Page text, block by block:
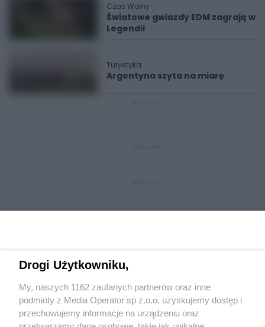
Czas Wolny
Światowe gwiazdy EDM zagrają w
Legendii
Turystyka
Argentyna szyta na miarę
Wydawca mediówlokalnych
Drogi Użytkowniku,
My, naszych 1162 zaufanych partnerów oraz inne
podmioty z Media Operator sp z.o.o. uzyskujemy dostęp i
przechowujemy informacje na urządzeniu oraz